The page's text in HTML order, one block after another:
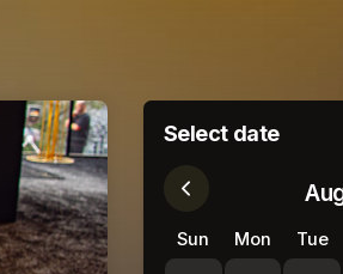
Select date
Sun Mon Tue